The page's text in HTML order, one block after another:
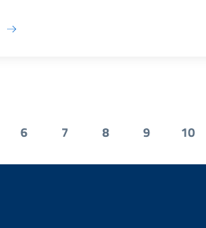
6 7 8 9 10